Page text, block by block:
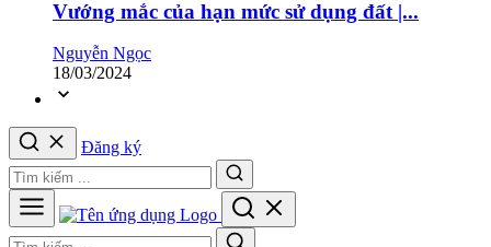
Vướng mắc của hạn mức sử dụng đất |...
Nguyễn Ngọc
18/03/2024
Đăng ký